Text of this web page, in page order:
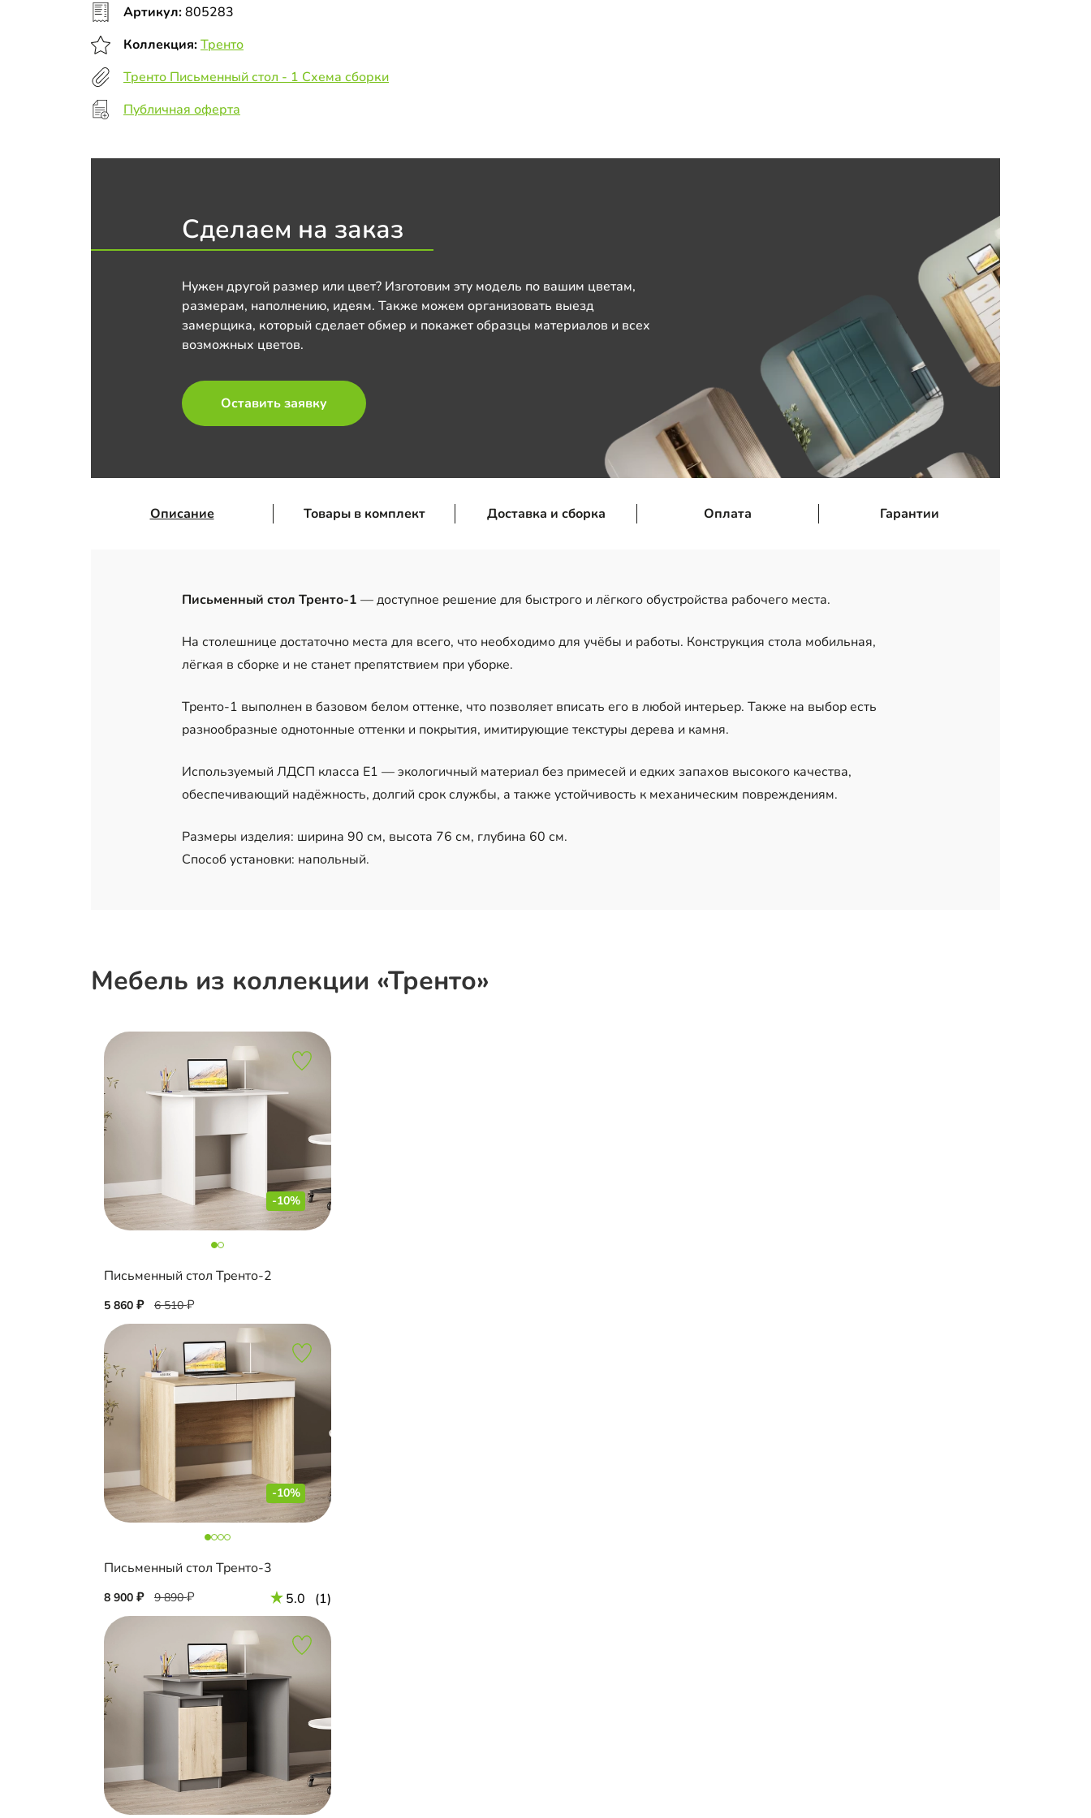
Артикул:805283
Коллекция:Тренто
Тренто Письменный стол - 1 Схема сборки
Публичная оферта
Сделаем на заказ
Нужен другой размер или цвет? Изготовим эту модель по вашим цветам,
размерам, наполнению, идеям. Также можем организовать выезд
замерщика, который сделает обмер и покажет образцы материалов и всех
возможных цветов.
Оставить заявку
Описание Товары в комплект Доставка и сборка Оплата Гарантии
Письменный стол Тренто-1 — доступное решение для быстрого и лёгкого обустройства рабочего места.
На столешнице достаточно места для всего, что необходимо для учёбы и работы. Конструкция стола мобильная,
лёгкая в сборке и не станет препятствием при уборке.
Тренто-1 выполнен в базовом белом оттенке, что позволяет вписать его в любой интерьер. Также на выбор есть
разнообразные однотонные оттенки и покрытия, имитирующие текстуры дерева и камня.
Используемый ЛДСП класса Е1 — экологичный материал без примесей и едких запахов высокого качества,
обеспечивающий надёжность, долгий срок службы, а также устойчивость к механическим повреждениям.
Размеры изделия: ширина 90 см, высота 76 см, глубина 60 см.
Способ установки: напольный.
Мебель из коллекции «Тренто»
-10%
Письменный стол Тренто-2
5 860 6 510
-10%
Письменный стол Тренто-3
8 900 9 890 5.0 (1)